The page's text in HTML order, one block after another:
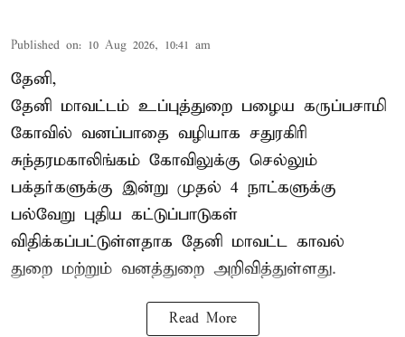
Published on: 10 Aug 2026, 10:41 am
தேனி,
தேனி மாவட்டம் உப்புத்துறை பழைய கருப்பசாமி
கோவில் வனப்பாதை வழியாக சதுரகிரி
சுந்தரமகாலிங்கம் கோவிலுக்கு செல்லும்
பக்தர்களுக்கு இன்று முதல் 4 நாட்களுக்கு
பல்வேறு புதிய கட்டுப்பாடுகள்
விதிக்கப்பட்டுள்ளதாக தேனி மாவட்ட காவல்
துறை மற்றும் வனத்துறை அறிவித்துள்ளது.
Read More